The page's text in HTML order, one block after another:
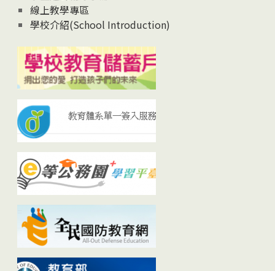
線上教學專區
學校介紹(School Introduction)